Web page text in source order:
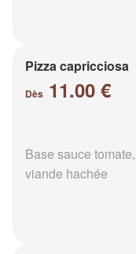
Pizza capricciosa
Dès 11.00 €
Base sauce
viande hachée